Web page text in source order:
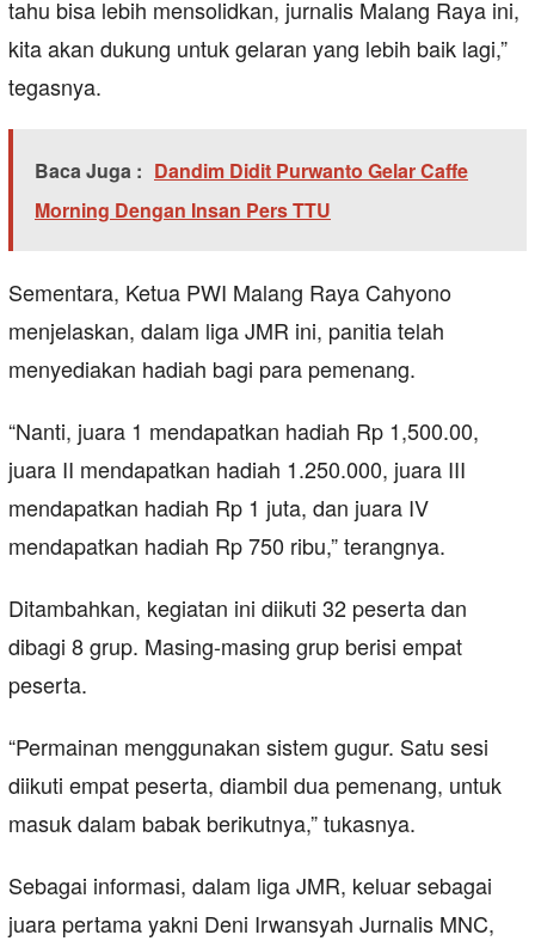
tahu bisa lebih mensolidkan, jurnalis Malang Raya ini,
kita akan dukung untuk gelaran yang lebih baik lagi,”
tegasnya.
Baca Juga : Dandim Didit Purwanto Gelar Caffe
Morning Dengan Insan Pers TTU
Sementara, Ketua PWI Malang Raya Cahyono
menjelaskan, dalam liga JMR ini, panitia telah
menyediakan hadiah bagi para pemenang.
“Nanti, juara 1 mendapatkan hadiah Rp 1,500.00,
juara II mendapatkan hadiah 1.250.000, juara III
mendapatkan hadiah Rp 1 juta, dan juara IV
mendapatkan hadiah Rp 750 ribu,” terangnya.
Ditambahkan, kegiatan ini diikuti 32 peserta dan
dibagi 8 grup. Masing-masing grup berisi empat
peserta.
“Permainan menggunakan sistem gugur. Satu sesi
diikuti empat peserta, diambil dua pemenang, untuk
masuk dalam babak berikutnya,” tukasnya.
Sebagai informasi, dalam liga JMR, keluar sebagai
juara pertama yakni Deni Irwansyah Jurnalis MNC,